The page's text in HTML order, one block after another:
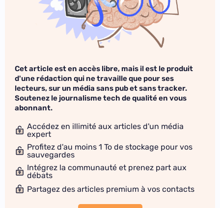
Cet article est en accès libre, mais il est le produit
d'une rédaction qui ne travaille que pour ses
lecteurs, sur un média sans pub et sans tracker.
Soutenez le journalisme tech de qualité en vous
abonnant.
Accédez en illimité aux articles d'un média
expert
Profitez d'au moins 1 To de stockage pour vos
sauvegardes
Intégrez la communauté et prenez part aux
débats
Partagez des articles premium à vos contacts